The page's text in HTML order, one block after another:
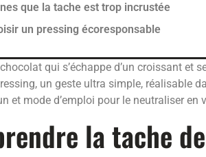
que la tache est trop incrustée
un pressing écoresponsable
qui s’échappe d’un croissant
un geste ultra simple, réalisable
et mode d’emploi pour le neutraliser en
la tache